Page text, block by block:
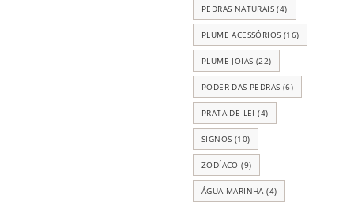
PEDRAS NATURAIS (4)
PLUME ACESSÓRIOS (16)
PLUME JOIAS (22)
PODER DAS PEDRAS (6)
PRATA DE LEI (4)
SIGNOS (10)
ZODÍACO (9)
ÁGUA MARINHA (4)